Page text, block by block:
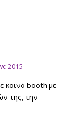
2015
κοινό booth με
της, την